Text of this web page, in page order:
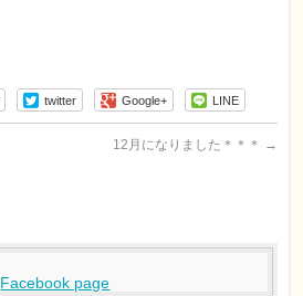
twitter Google+ LINE
12月になりました＊＊＊ →
Facebook page